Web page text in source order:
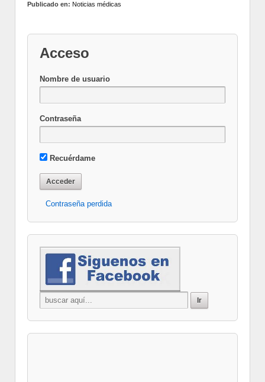
Publicado en: Noticias médicas
Acceso
Nombre de usuario
Contraseña
Recuérdame
Contraseña perdida